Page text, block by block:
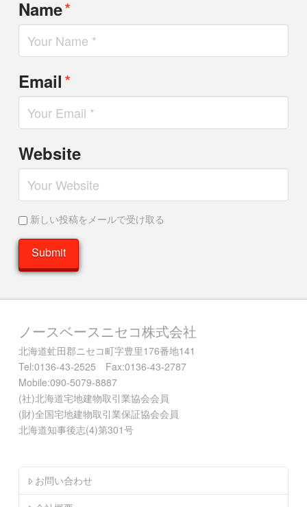
Name*
Email*
Website
新しい投稿をメールで受け取る
ノースベースニセコ株式会社
北海道虻田郡ニセコ町字豊里176番地141
Tel:0136-43-2525 Fax:0136-43-2787
Mobile:090-5079-8887
(社)北海道宅地建物取引業協会会員
(財)全国宅地建物取引業保証協会会員
北海道知事後志(4)第301号
お問い合わせ